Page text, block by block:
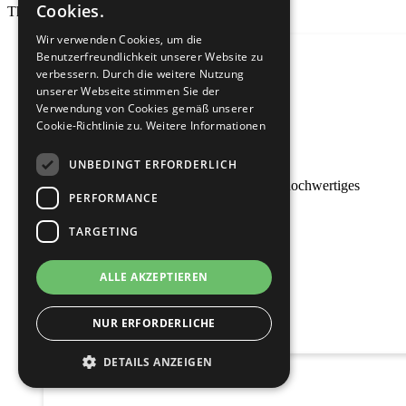
Themen & Blogs
Textildruck
Entdecken Sie unser neues und hochwertiges
Textildruck-Sortiment!
Cookies.
Wir verwenden Cookies, um die
Benutzerfreundlichkeit unserer Website zu
verbessern. Durch die weitere Nutzung
unserer Webseite stimmen Sie der
Verwendung von Cookies gemäß unserer
Cookie-Richtlinie zu. Weitere Informationen
UNBEDINGT ERFORDERLICH
PERFORMANCE
TARGETING
ALLE AKZEPTIEREN
NUR ERFORDERLICHE
DETAILS ANZEIGEN